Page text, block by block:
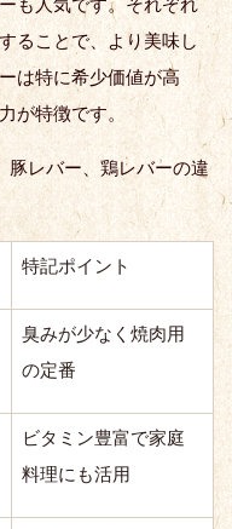
ることで、より美味し
は特に希少価値が高
が特徴です。
豚レバー、鶏レバーの違
特記ポイント
臭みが少なく焼肉用
の定番
ビタミン豊富で家庭
料理にも活用